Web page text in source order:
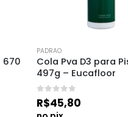
670
PADRAO
Cola Pva D3 para
497g – Eucafloor
de 5
R$45,80